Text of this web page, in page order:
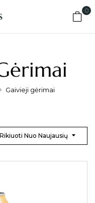
0
Gaivieji gėrimai
Rikiuoti Nuo Naujausių